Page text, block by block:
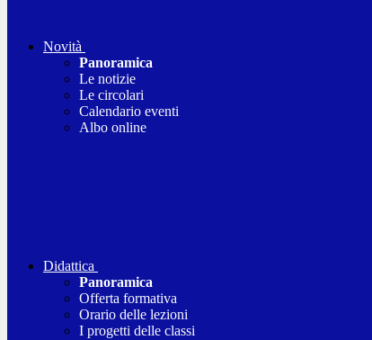
Novità
Panoramica
Le notizie
Le circolari
Calendario eventi
Albo online
Didattica
Panoramica
Offerta formativa
Orario delle lezioni
I progetti delle classi